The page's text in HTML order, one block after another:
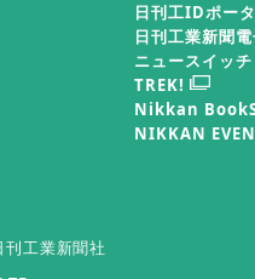
界
至
合
な
日刊工IDポー
日刊工業新聞
ニュースイッチ
TREK!
Nikkan
NIKKAN
工業新聞社